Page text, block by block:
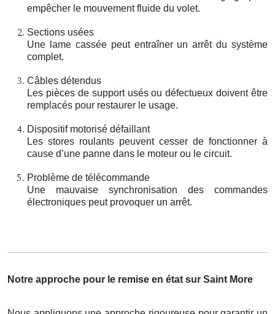
empêcher le mouvement fluide du volet.
Sections usées
Une lame cassée peut entraîner un arrêt du système
complet.
Câbles détendus
Les pièces de support usés ou défectueux doivent être
remplacés pour restaurer le usage.
Dispositif motorisé défaillant
Les stores roulants peuvent cesser de fonctionner à
cause d’une panne dans le moteur ou le circuit.
Problème de télécommande
Une mauvaise synchronisation des commandes
électroniques peut provoquer un arrêt.
Notre approche pour le remise en état sur Saint More